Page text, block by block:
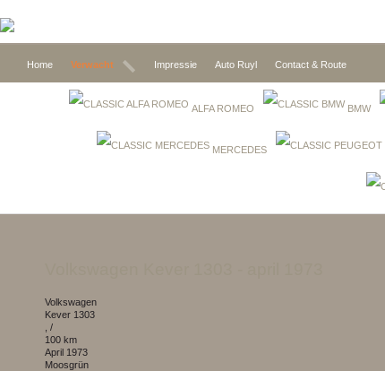
Home Verwacht Impressie Auto Ruyl Contact & Route
ALFA ROMEO BMW
MERCEDES
Volkswagen
Kever 1303
, /
100 km
april 1973
moosgrün